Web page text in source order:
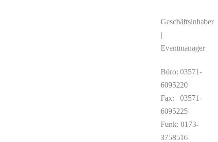
Geschäftsinhaber
|
Eventmanager
Büro: 03571-
6095220
Fax: 03571-
6095225
Funk: 0173-
3758516